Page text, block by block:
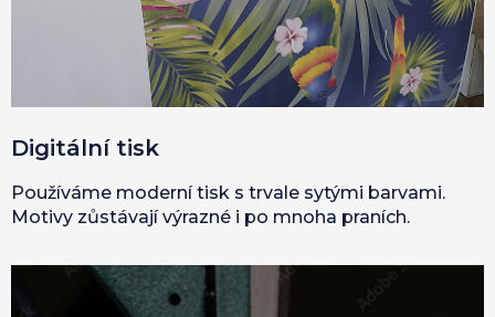
Digitální tisk
Používáme moderní tisk s trvale sytými barvami.
Motivy zůstávají výrazné i po mnoha praních.